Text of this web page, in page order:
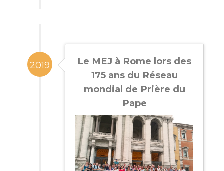
2019
Le MEJ à Rome lors des
175 ans du Réseau
mondial de Prière du
Pape